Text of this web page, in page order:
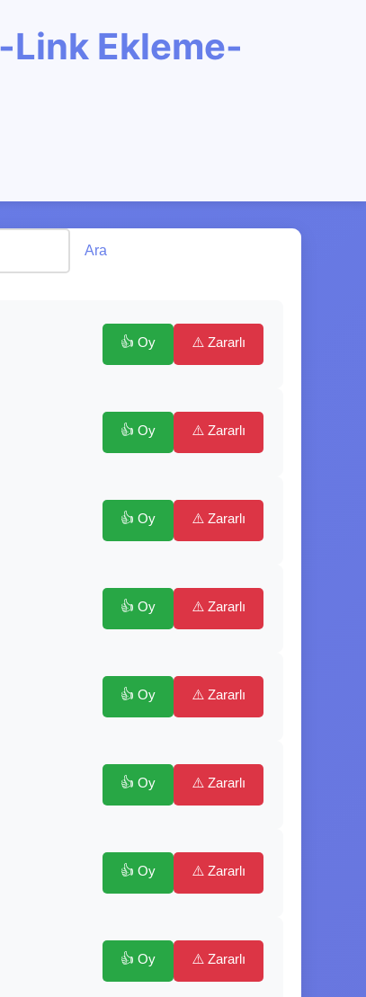
Ekleme-
Ara
👍 Oy ⚠️ Zararlı
👍 Oy ⚠️ Zararlı
👍 Oy ⚠️ Zararlı
👍 Oy ⚠️ Zararlı
👍 Oy ⚠️ Zararlı
👍 Oy ⚠️ Zararlı
👍 Oy ⚠️ Zararlı
👍 Oy ⚠️ Zararlı